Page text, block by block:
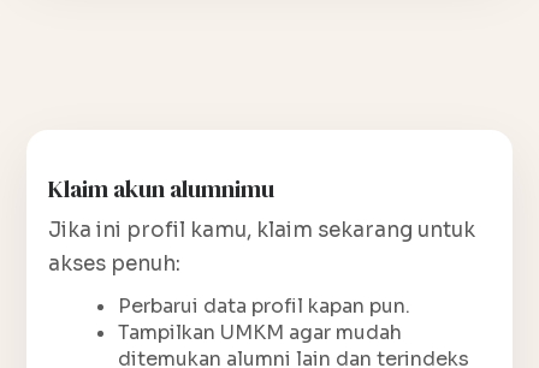
Klaim akun alumnimu
Jika ini profil kamu, klaim sekarang untuk
akses penuh:
Perbarui data profil kapan pun.
Tampilkan UMKM agar mudah
ditemukan alumni lain dan terindeks